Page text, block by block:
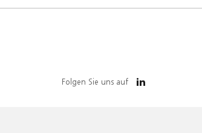
Folgen Sie uns auf